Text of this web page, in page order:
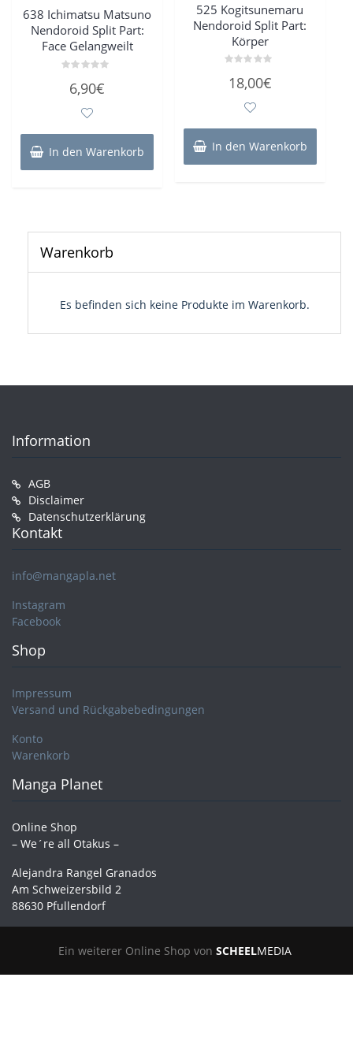
638 Ichimatsu Matsuno
Nendoroid Split Part:
Face Gelangweilt
mit6,90€
In den Warenkorb
525 Kogitsunemaru
Nendoroid Split Part:
Körper
mit
18,00€
In den Warenkorb
Warenkorb
Es befinden sich keine Produkte im Warenkorb.
Information
AGB
Disclaimer
Datenschutzerklärung
Kontakt
info@mangapla.net
Instagram
Facebook
Shop
Impressum
Versand und Rückgabebedingungen
Konto
Warenkorb
Manga Planet
Online Shop
– We´re all Otakus –
Alejandra Rangel Granados
Am Schweizersbild 2
88630 Pfullendorf
Ein weiterer Online Shop von SCHEELMEDIA